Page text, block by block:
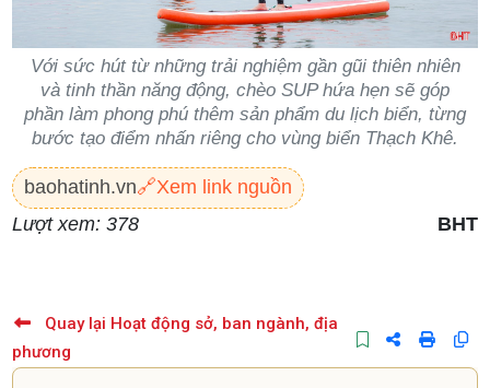
Với sức hút từ những trải nghiệm gần gũi thiên nhiên
và tinh thần năng động, chèo SUP hứa hẹn sẽ góp
phần làm phong phú thêm sản phẩm du lịch biển, từng
bước tạo điểm nhấn riêng cho vùng biển Thạch Khê.
baohatinh.vn🔗Xem link nguồn
Lượt xem: 378
BHT
Quay lại Hoạt động sở, ban ngành, địa
phương